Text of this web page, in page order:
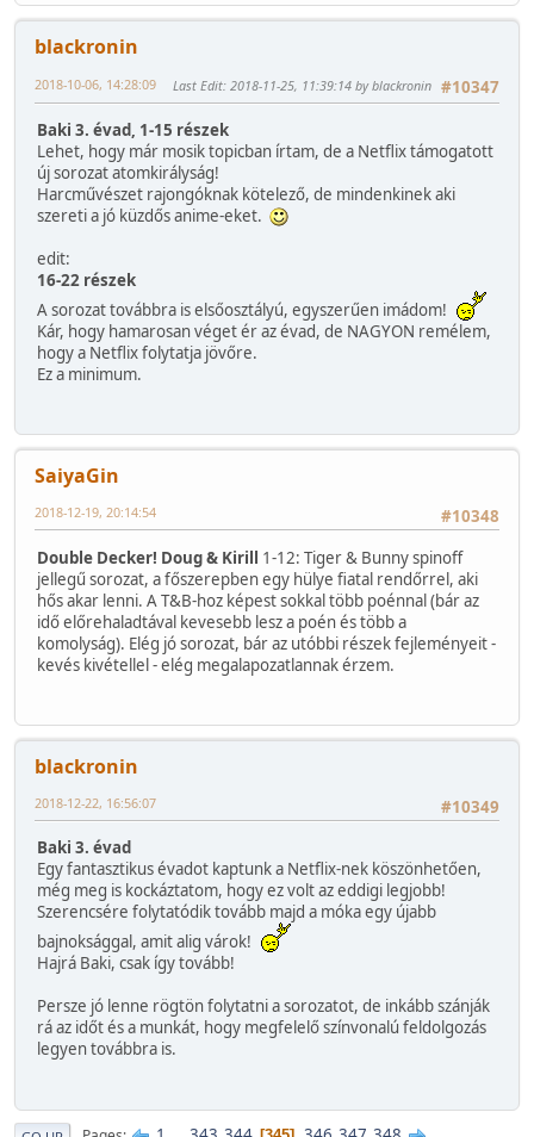
blackronin
#10347
2018-10-06, 14:28:09 Last Edit: 2018-11-25, 11:39:14 by blackronin
Baki 3. évad, 1-15 részek
Lehet, hogy már mosik topicban írtam, de a Netflix támogatott
új sorozat atomkirályság!
Harcművészet rajongóknak kötelező, de mindenkinek aki
szereti a jó küzdős anime-eket.
edit:
16-22 részek
A sorozat továbbra is elsőosztályú, egyszerűen imádom!
Kár, hogy hamarosan véget ér az évad, de NAGYON remélem,
hogy a Netflix folytatja jövőre.
Ez a minimum.
SaiyaGin
#10348
2018-12-19, 20:14:54
Double Decker! Doug & Kirill 1-12: Tiger & Bunny spinoff
jellegű sorozat, a főszerepben egy hülye fiatal rendőrrel, aki
hős akar lenni. A T&B-hoz képest sokkal több poénnal (bár az
idő előrehaladtával kevesebb lesz a poén és több a
komolyság). Elég jó sorozat, bár az utóbbi részek fejleményeit -
kevés kivétellel - elég megalapozatlannak érzem.
blackronin
#10349
2018-12-22, 16:56:07
Baki 3. évad
Egy fantasztikus évadot kaptunk a Netflix-nek köszönhetően,
még meg is kockáztatom, hogy ez volt az eddigi legjobb!
Szerencsére folytatódik tovább majd a móka egy újabb
bajnoksággal, amit alig várok!
Hajrá Baki, csak így tovább!
Persze jó lenne rögtön folytatni a sorozatot, de inkább szánják
rá az időt és a munkát, hogy megfelelő színvonalú feldolgozás
legyen továbbra is.